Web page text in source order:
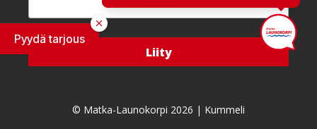
Pyydä tarjous
© Matka-Launokorpi 2026 | Kummeli